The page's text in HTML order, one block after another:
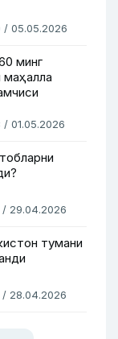
/ 05.05.2026
минг
маҳалла
/ 01.05.2026
/ 29.04.2026
тумани
/ 28.04.2026